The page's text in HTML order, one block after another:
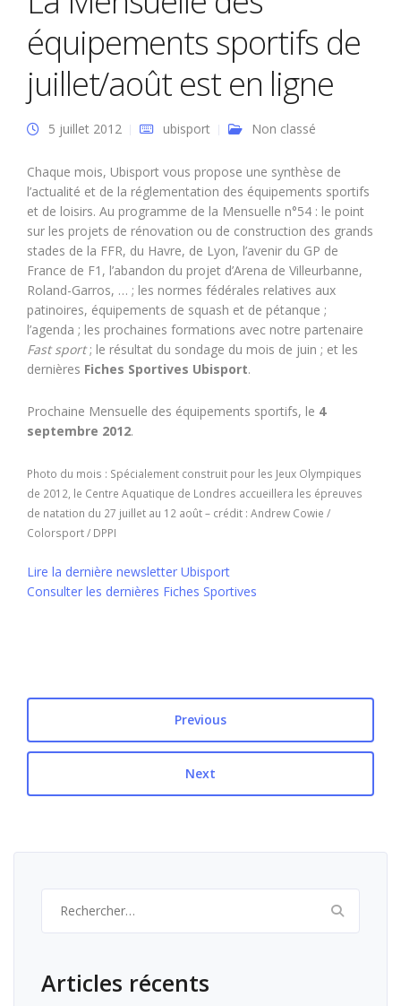
équipements sportifs de
juillet/août est en ligne
5 juillet 2012 ubisport Non classé
Chaque mois, Ubisport vous propose une synthèse de
l’actualité et de la réglementation des équipements sportifs
et de loisirs. Au programme de la Mensuelle n°54 : le point
sur les projets de rénovation ou de construction des grands
stades de la FFR, du Havre, de Lyon, l’avenir du GP de
France de F1, l’abandon du projet d’Arena de Villeurbanne,
Roland-Garros, … ; les normes fédérales relatives aux
patinoires, équipements de squash et de pétanque ;
l’agenda ; les prochaines formations avec notre partenaire
Fast sport; le résultat du sondage du mois de juin ; et les
dernières Fiches Sportives Ubisport.
Prochaine Mensuelle des équipements sportifs, le 4
septembre 2012.
Photo du mois : Spécialement construit pour les Jeux Olympiques
de 2012, le Centre Aquatique de Londres accueillera les épreuves
de natation du 27 juillet au 12 août – crédit : Andrew Cowie /
Colorsport / DPPI
Lire la dernière newsletter Ubisport
Consulter les dernières Fiches Sportives
Previous
Next
Articles récents